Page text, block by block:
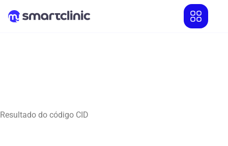
Resultado do código CID